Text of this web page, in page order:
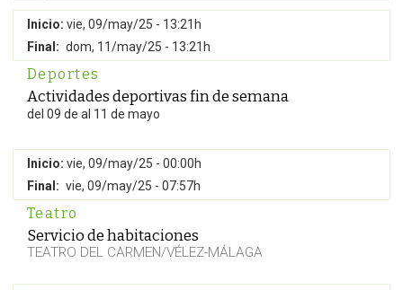
Inicio: vie, 09/may/25 - 13:21h
Final: dom, 11/may/25 - 13:21h
Deportes
Actividades deportivas fin de semana
del 09 de al 11 de mayo
Inicio: vie, 09/may/25 - 00:00h
Final: vie, 09/may/25 - 07:57h
Teatro
Servicio de habitaciones
TEATRO DEL CARMEN/VÉLEZ-MÁLAGA